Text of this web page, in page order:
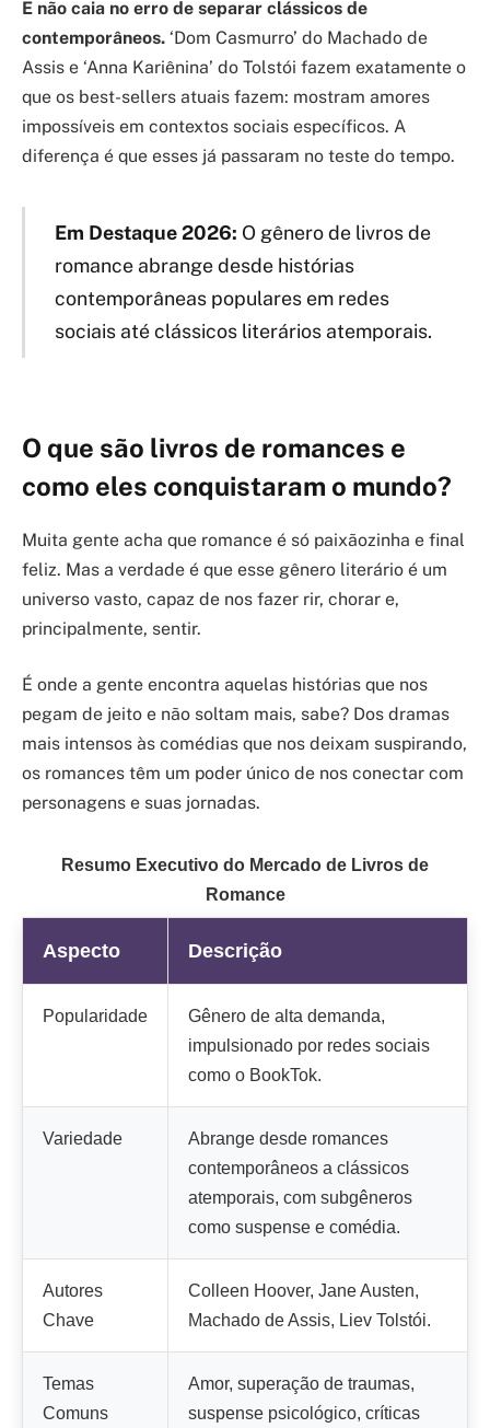
E não caia no erro de separar clássicos de
contemporâneos. ‘Dom Casmurro’ do Machado de
Assis e ‘Anna Kariênina’ do Tolstói fazem exatamente o
que os best-sellers atuais fazem: mostram amores
impossíveis em contextos sociais específicos. A
diferença é que esses já passaram no teste do tempo.
Em Destaque 2026: O gênero de livros de
romance abrange desde histórias
contemporâneas populares em redes
sociais até clássicos literários atemporais.
O que são livros de romances e
como eles conquistaram o mundo?
Muita gente acha que romance é só paixãozinha e final
feliz. Mas a verdade é que esse gênero literário é um
universo vasto, capaz de nos fazer rir, chorar e,
principalmente, sentir.
É onde a gente encontra aquelas histórias que nos
pegam de jeito e não soltam mais, sabe? Dos dramas
mais intensos às comédias que nos deixam suspirando,
os romances têm um poder único de nos conectar com
personagens e suas jornadas.
Resumo Executivo do Mercado de Livros de
Romance
Aspecto Descrição
Popularidade
Gênero de alta demanda,
impulsionado por redes sociais
como o BookTok.
Variedade
Abrange desde romances
contemporâneos a clássicos
atemporais, com subgêneros
como suspense e comédia.
Autores
Chave
Colleen Hoover, Jane Austen,
Machado de Assis, Liev Tolstói.
Temas
Comuns
Amor, superação de traumas,
suspense psicológico, críticas